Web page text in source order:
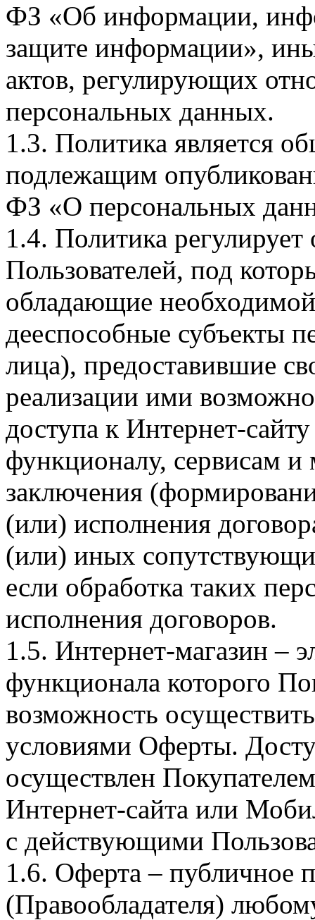
ФЗ «Об информации,
защите информации»,
актов, регулирующих
персональных данных.
1.3. Политика является
подлежащим
ФЗ «О персональных
1.4. Политика
Пользователей, под
обладающие
дееспособные субъекты
лица), предоставившие
реализации ими
доступа к Интернет-
функционалу, сервисам и
заключения
(или) исполнения
(или) иных
если обработка таких
исполнения договоров.
1.5. Интернет-магазин –
функционала которого
возможность
условиями Оферты.
осуществлен
Интернет-сайта или
с действующими
1.6. Оферта – публичное
(Правообладателя)